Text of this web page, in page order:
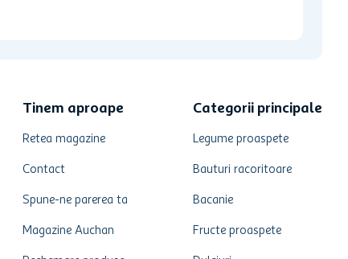
Tinem aproape
Retea magazine
Contact
Spune-ne parerea ta
Magazine Auchan
Categorii principale
Legume proaspete
Bauturi racoritoare
Bacanie
Fructe proaspete